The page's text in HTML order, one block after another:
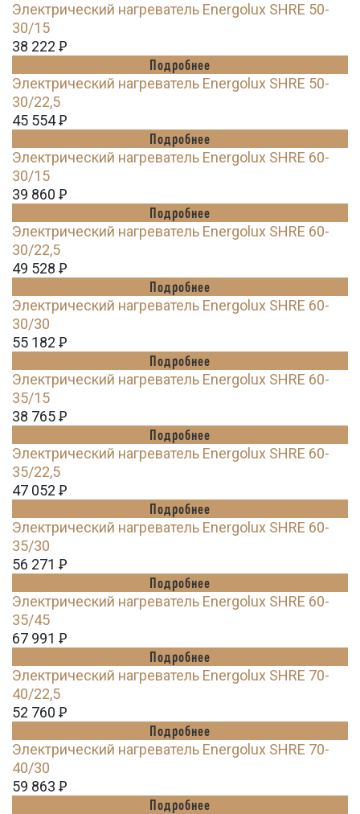
Электрический нагреватель Energolux SHRE 50-
30/15
38 222 Ꝑ
Подробнее
Электрический нагреватель Energolux SHRE 50-
30/22,5
45 554Ꝑ
Подробнее
Электрический нагреватель Energolux SHRE 60-
30/15
39 860 Ꝑ
Подробнее
Электрический нагреватель Energolux SHRE 60-
30/22,5
49 528 Ꝑ
Подробнее
Электрический нагреватель Energolux SHRE 60-
30/30
55 182 Ꝑ
Подробнее
Электрический нагреватель Energolux SHRE 60-
35/15
38 765Ꝑ
Подробнее
Электрический нагреватель Energolux SHRE 60-
35/22,5
47 052 Ꝑ
Подробнее
Электрический нагреватель Energolux SHRE 60-
35/30
56 271 Ꝑ
Подробнее
Электрический нагреватель Energolux SHRE 60-
35/45
67 991 Ꝑ
Подробнее
Электрический нагреватель Energolux SHRE 70-
40/22,5
52 760 Ꝑ
Подробнее
Электрический нагреватель Energolux SHRE 70-
40/30
59 863 Ꝑ
Подробнее